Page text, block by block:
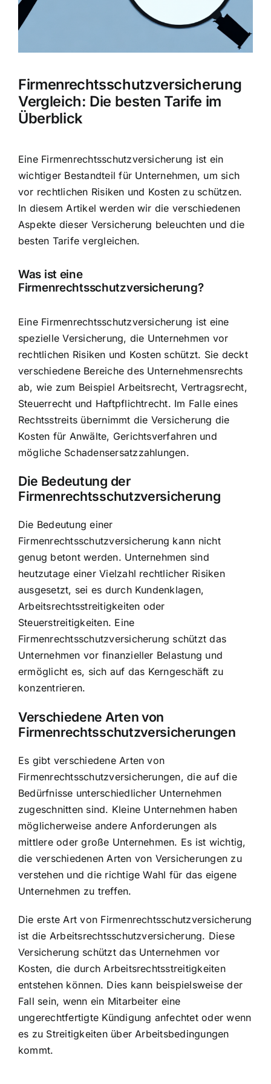
Hausratversicherung
Weitere Tarifvergleiche
Hilfe und Kontakt
Firmenrechtsschutzversicherung
Vergleich: Die besten Tarife im
Überblick
Eine Firmenrechtsschutzversicherung ist ein
wichtiger Bestandteil für Unternehmen, um sich
vor rechtlichen Risiken und Kosten zu schützen.
In diesem Artikel werden wir die verschiedenen
Aspekte dieser Versicherung beleuchten und die
besten Tarife vergleichen.
Was ist eine
Firmenrechtsschutzversicherung?
Eine Firmenrechtsschutzversicherung ist eine
spezielle Versicherung, die Unternehmen vor
rechtlichen Risiken und Kosten schützt. Sie deckt
verschiedene Bereiche des Unternehmensrechts
ab, wie zum Beispiel Arbeitsrecht, Vertragsrecht,
Steuerrecht und Haftpflichtrecht. Im Falle eines
Rechtsstreits übernimmt die Versicherung die
Kosten für Anwälte, Gerichtsverfahren und
mögliche Schadensersatzzahlungen.
Die Bedeutung der
Firmenrechtsschutzversicherung
Die Bedeutung einer
Firmenrechtsschutzversicherung kann nicht
genug betont werden. Unternehmen sind
heutzutage einer Vielzahl rechtlicher Risiken
ausgesetzt, sei es durch Kundenklagen,
Arbeitsrechtsstreitigkeiten oder
Steuerstreitigkeiten. Eine
Firmenrechtsschutzversicherung schützt das
Unternehmen vor finanzieller Belastung und
ermöglicht es, sich auf das Kerngeschäft zu
konzentrieren.
Verschiedene Arten von
Firmenrechtsschutzversicherungen
Es gibt verschiedene Arten von
Firmenrechtsschutzversicherungen, die auf die
Bedürfnisse unterschiedlicher Unternehmen
zugeschnitten sind. Kleine Unternehmen haben
möglicherweise andere Anforderungen als
mittlere oder große Unternehmen. Es ist wichtig,
die verschiedenen Arten von Versicherungen zu
verstehen und die richtige Wahl für das eigene
Unternehmen zu treffen.
Die erste Art von Firmenrechtsschutzversicherung
ist die Arbeitsrechtsschutzversicherung. Diese
Versicherung schützt das Unternehmen vor
Kosten, die durch Arbeitsrechtsstreitigkeiten
entstehen können. Dies kann beispielsweise der
Fall sein, wenn ein Mitarbeiter eine
ungerechtfertigte Kündigung anfechtet oder wenn
es zu Streitigkeiten über Arbeitsbedingungen
kommt.